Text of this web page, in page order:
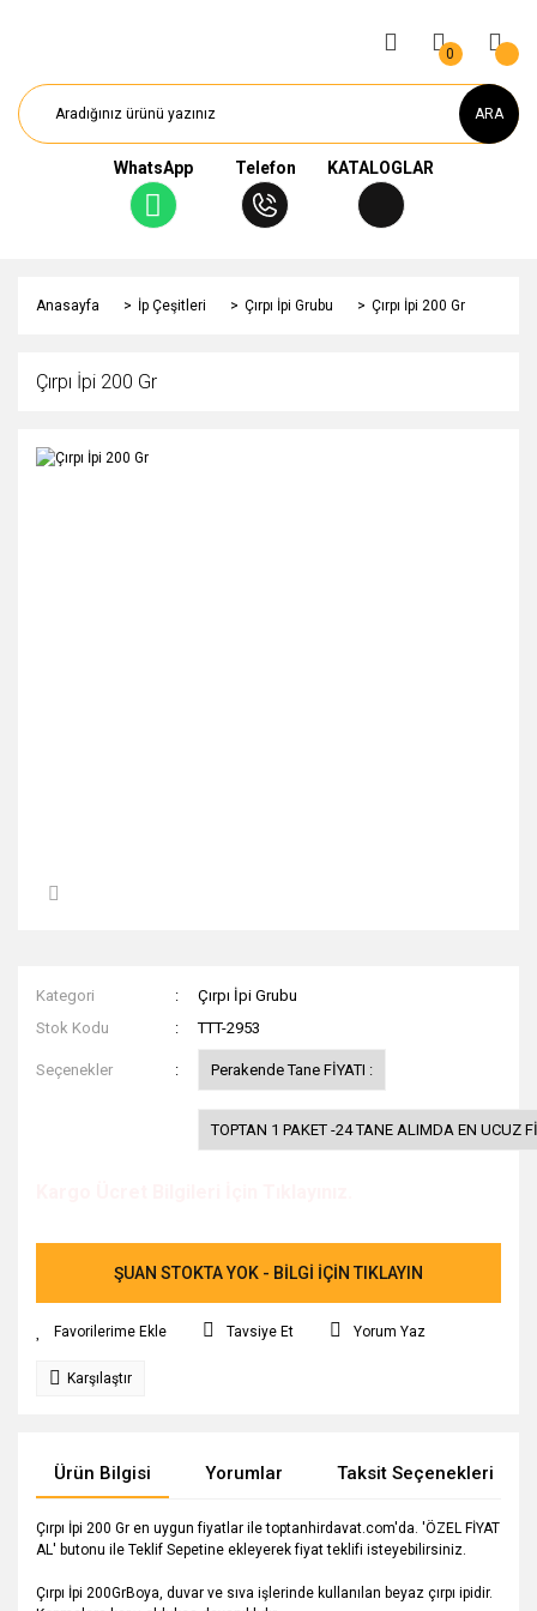
ARA
WhatsApp Telefon KATALOGLAR
0
Anasayfa İp Çeşitleri Çırpı İpi Grubu Çırpı İpi 200 Gr
Çırpı İpi 200 Gr
Kategori
Çırpı İpi Grubu
Stok Kodu
TTT-2953
Seçenekler Perakende Tane FİYATI :
TOPTAN 1 PAKET -24 TANE ALIMDA EN UCUZ
ŞUAN STOKTA YOK - BİLGİ İÇİN TIKLAYIN
Tavsiye Et Yorum Yaz
Karşılaştır
Ürün Bilgisi Yorumlar Taksit Seçenekleri
Çırpı İpi 200 Gr en uygun fiyatlar ile toptanhirdavat.com'da. 'ÖZEL FİYAT
AL' butonu ile Teklif Sepetine ekleyerek fiyat teklifi isteyebilirsiniz.
Çırpı İpi 200GrBoya, duvar ve sıva işlerinde kullanılan beyaz çırpı ipidir.